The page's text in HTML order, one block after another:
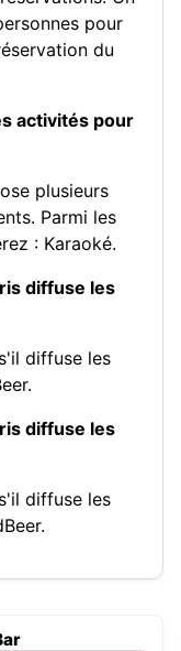
pour
du
activités pour
plusieurs
Parmi les
: Karaoké.
diffuse les
diffuse les
diffuse les
diffuse les